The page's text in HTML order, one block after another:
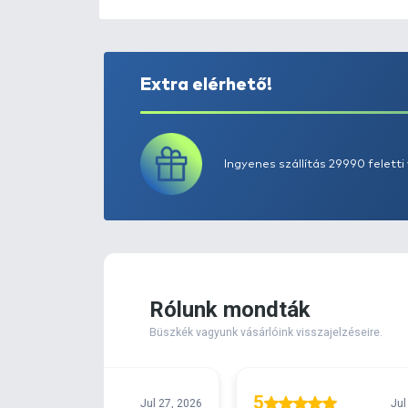
Extra elérhető!